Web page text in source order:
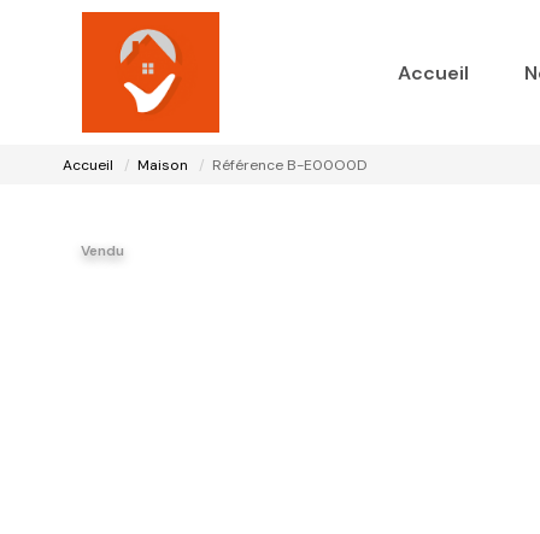
Accueil
Accueil Maison Référence B-E00O0D
Vendu